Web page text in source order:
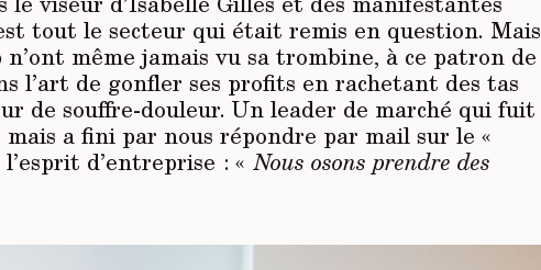
tout le secteur qui était remis en question. Mais
n’ont même jamais vu sa trombine, à ce patron de
l’art de gonfler ses profits en rachetant des tas
de souffre-douleur. Un leader de marché qui fuit
a fini par nous répondre par mail sur le «
l’esprit d’entreprise : «Nous osons prendre des